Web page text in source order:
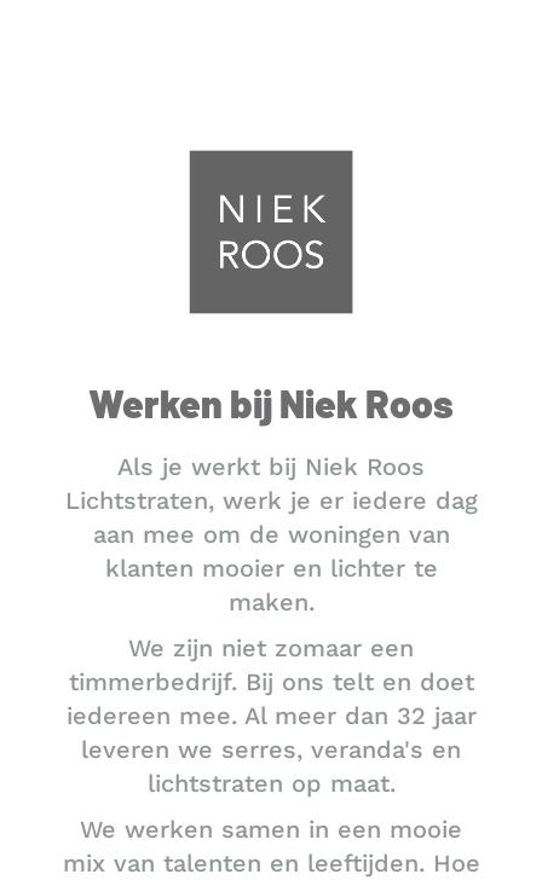
Werken bij Niek Roos
Als je werkt bij Niek Roos
Lichtstraten, werk je er iedere dag
aan mee om de woningen van
klanten mooier en lichter te
maken.
We zijn niet zomaar een
timmerbedrijf. Bij ons telt en doet
iedereen mee. Al meer dan 32 jaar
leveren we serres, veranda's en
lichtstraten op maat.
We werken samen in een mooie
mix van talenten en leeftijden. Hoe